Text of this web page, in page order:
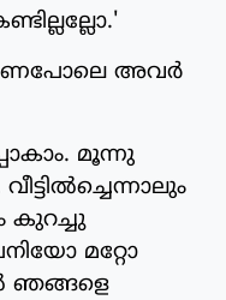
അവര്‍
മൂന്നു
കുറച്ചു
മറ്റോ
ഞങ്ങളെ